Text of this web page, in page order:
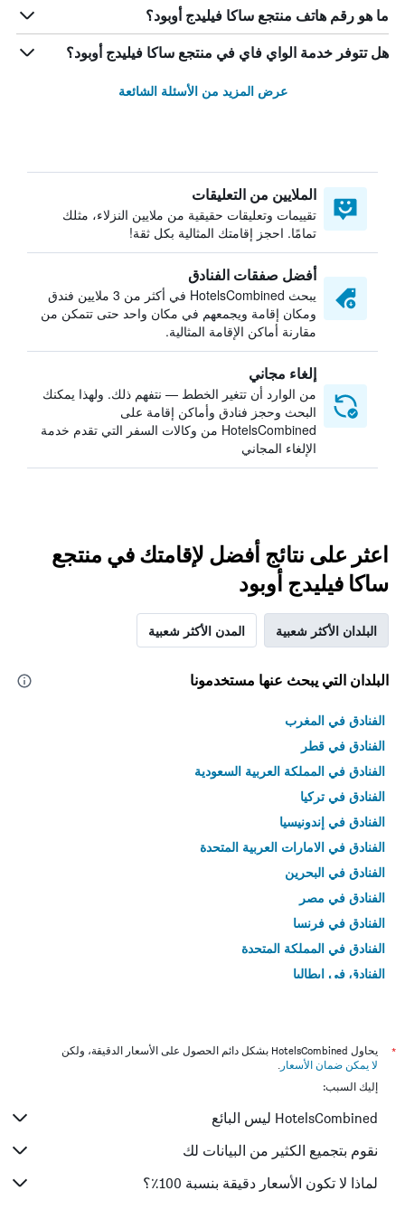
ما هو رقم هاتف منتجع ساكا فيليدج أوبود؟
هل تتوفر خدمة الواي فاي في منتجع ساكا فيليدج أوبود؟
عرض المزيد من الأسئلة الشائعة
الملايين من التعليقات
تقييمات وتعليقات حقيقية من ملايين النزلاء، مثلك
تمامًا. احجز إقامتك المثالية بكل ثقة!
أفضل صفقات الفنادق
يبحث HotelsCombined في أكثر من 3 ملايين فندق
ومكان إقامة ويجمعهم في مكان واحد حتى تتمكن من
مقارنة أماكن الإقامة المثالية.
إلغاء مجاني
من الوارد أن تتغير الخطط — نتفهم ذلك. ولهذا يمكنك
البحث وحجز فنادق وأماكن إقامة على
HotelsCombined من وكالات السفر التي تقدم خدمة
الإلغاء المجاني
اعثر على نتائج أفضل لإقامتك في منتجع
ساكا فيليدج أوبود
البلدان الأكثر شعبية المدن الأكثر شعبية
البلدان التي يبحث عنها مستخدمونا
الفنادق في المغرب
الفنادق في قطر
الفنادق في المملكة العربية السعودية
الفنادق في تركيا
الفنادق في إندونيسيا
الفنادق في الامارات العربية المتحدة
الفنادق في البحرين
الفنادق في مصر
الفنادق في فرنسا
الفنادق في المملكة المتحدة
الفنادق في إيطاليا
*
يحاول HotelsCombined بشكل دائم الحصول على الأسعار الدقيقة، ولكن
لا يمكن ضمان الأسعار .
إليك السبب:
HotelsCombined ليس البائع
نقوم بتجميع الكثير من البيانات لك
لماذا لا تكون الأسعار دقيقة بنسبة 100٪؟